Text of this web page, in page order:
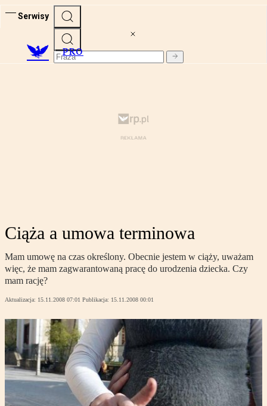
Serwisy
PRO
Ciąża a umowa terminowa
Mam umowę na czas określony. Obecnie jestem w ciąży, uważam
więc, że mam zagwarantowaną pracę do urodzenia dziecka. Czy
mam rację?
Aktualizacja: 15.11.2008 07:01 Publikacja: 15.11.2008 00:01